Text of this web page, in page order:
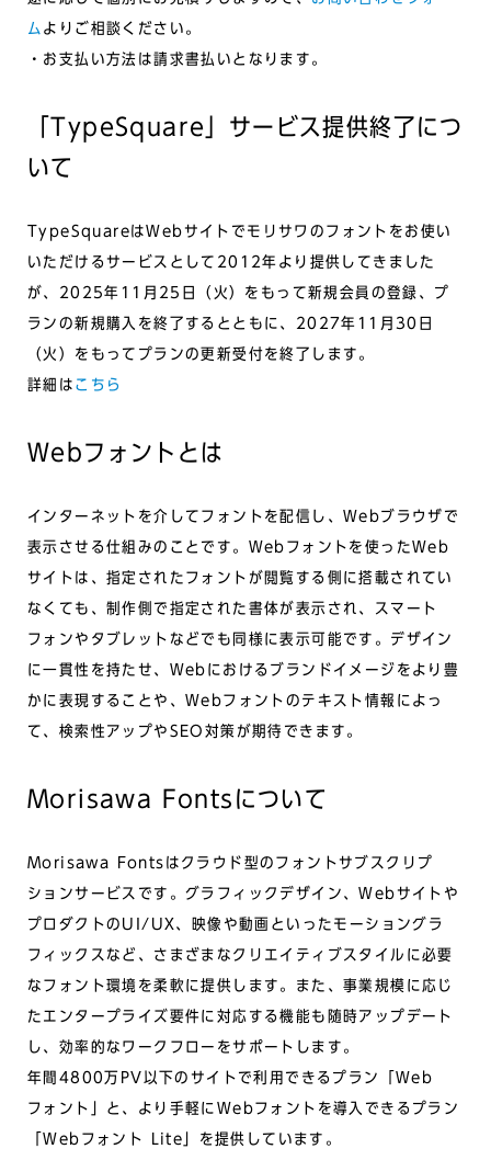
ム よりご相談ください。
・お支払い方法は請求書払いとなります。
「TypeSquare」サービス提供終了につ
いて
TypeSquareはWebサイトでモリサワのフォントをお使い
いただけるサービスとして2012年より提供してきました
が、2025年11月25日（火）をもって新規会員の登録、プ
ランの新規購入を終了するとともに、2027年11月30日
（火）をもってプランの更新受付を終了します。
詳細は こちら
Webフォントとは
インターネットを介してフォントを配信し、Webブラウザで
表示させる仕組みのことです。Webフォントを使ったWeb
サイトは、指定されたフォントが閲覧する側に搭載されてい
なくても、制作側で指定された書体が表示され、スマート
フォンやタブレットなどでも同様に表示可能です。デザイン
に一貫性を持たせ、Webにおけるブランドイメージをより豊
かに表現することや、Webフォントのテキスト情報によっ
て、検索性アップやSEO対策が期待できます。
Morisawa Fontsについて
Morisawa Fontsはクラウド型のフォントサブスクリプ
ションサービスです。グラフィックデザイン、Webサイトや
プロダクトのUI/UX、映像や動画といったモーショングラ
フィックスなど、さまざまなクリエイティブスタイルに必要
なフォント環境を柔軟に提供します。また、事業規模に応じ
たエンタープライズ要件に対応する機能も随時アップデート
し、効率的なワークフローをサポートします。
年間4800万PV以下のサイトで利用できるプラン「Web
フォント」と、より手軽にWebフォントを導入できるプラン
「Webフォント Lite」を提供しています。